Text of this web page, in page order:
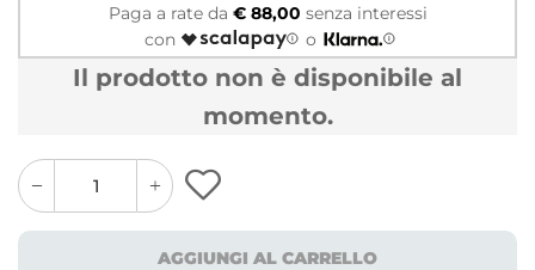
Paga a rate da € 88,00 senza interessi
con
o
Il prodotto non è disponibile al
momento.
quantity
button
quantity
minus
button
AGGIUNGI AL CARRELLO